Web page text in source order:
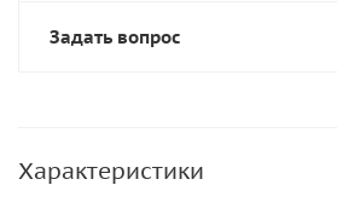
Задать вопрос
Характеристики